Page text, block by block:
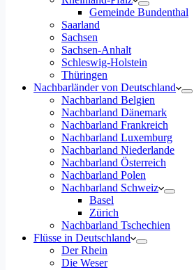
Gemeinde Bundenthal
Saarland
Sachsen
Sachsen-Anhalt
Schleswig-Holstein
Thüringen
Nachbarländer von Deutschland
Nachbarland Belgien
Nachbarland Dänemark
Nachbarland Frankreich
Nachbarland Luxemburg
Nachbarland Niederlande
Nachbarland Österreich
Nachbarland Polen
Nachbarland Schweiz
Basel
Zürich
Nachbarland Tschechien
Flüsse in Deutschland
Der Rhein
Die Weser